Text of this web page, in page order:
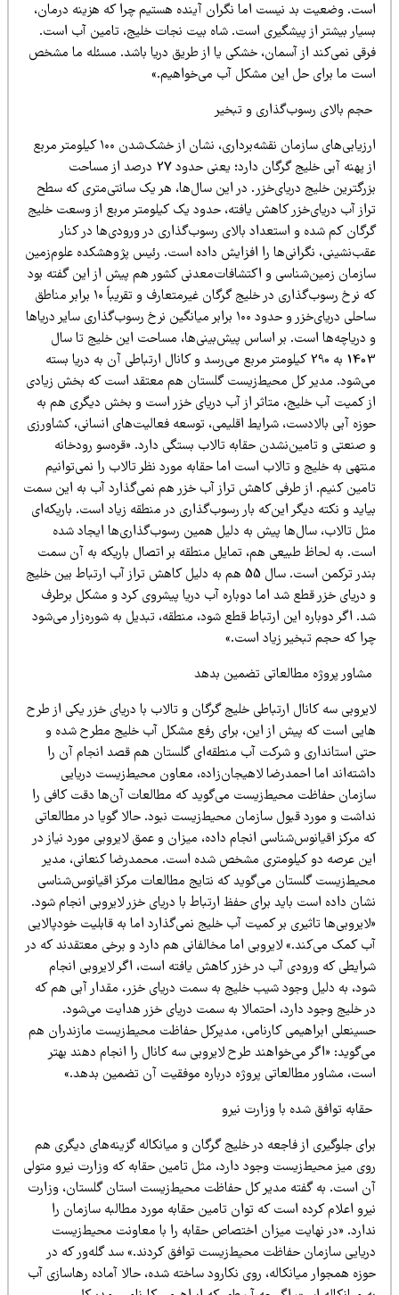
وضعیت بد نیست اما نگران آینده هستیم چرا که هزینه درمان،
بیشتر از پیشگیری است. شاه بیت نجات خلیج، تامین آب است.
نمی‌کند از آسمان، خشکی یا از طریق دریا باشد. مسئله ما مشخص
ما برای حل این مشکل آب می‌خواهیم.»
بالای رسوب‌گذاری و تبخیر
ارزیابی‌های سازمان نقشه‌برداری، نشان از خشک‌شدن ۱۰۰ کیلومتر مربع
از پهنه آبی خلیج گرگان دارد؛ یعنی حدود 27 درصد از مساحت
خلیج دریای‌خزر. در این سال‌ها، هر یک سانتی‌متری که سطح
آب دریای‌خزر کاهش یافته، حدود یک کیلومتر مربع از وسعت خلیج
کم شده و استعداد بالای رسوب‌گذاری در ورودی‌ها در کنار
نگرانی‌ها را افزایش داده است. رئیس پژوهشکده علوم‌زمین
زمین‌شناسی و اکتشافات‌معدنی کشور هم پیش از این گفته بود
که نرخ رسوب‌گذاری در خلیج گرگان غیرمتعارف و تقریباً ۱۰ برابر مناطق
ساحلی دریای‌خزر و حدود ۱۰۰ برابر میانگین نرخ رسوب‌گذاری سایر دریاها
دریاچه‌ها است. بر اساس پیش‌بینی‌ها، مساحت این خلیج تا سال
1403 به 290 کیلومتر مربع می‌رسد و کانال ارتباطی آن به دریا بسته
مدیر کل محیط‌زیست گلستان هم معتقد است که بخش زیادی
کمیت آب خلیج، متاثر از آب دریای خزر است و بخش دیگری هم به
آبی بالادست، شرایط اقلیمی، توسعه فعالیت‌های انسانی، کشاورزی
صنعتی و تامین‌نشدن حقابه تالاب بستگی دارد. «قره‌سو رودخانه
به خلیج و تالاب است اما حقابه مورد نظر تالاب را نمی‌توانیم
کنیم. از طرفی کاهش تراز آب خزر هم نمی‌گذارد آب به این سمت
و نکته دیگر این‌که بار رسوب‌گذاری در منطقه زیاد است. باریکه‌ای
تالاب، سال‌ها پیش به دلیل همین رسوب‌گذاری‌ها ایجاد شده
به لحاظ طبیعی هم، تمایل منطقه بر اتصال باریکه به آن سمت
بندر ترکمن است. سال 55 هم به دلیل کاهش تراز آب ارتباط بین خلیج
دریای خزر قطع شد اما دوباره آب دریا پیشروی کرد و مشکل برطرف
اگر دوباره این ارتباط قطع شود، منطقه، تبدیل به شوره‌زار می‌شود
که حجم تبخیر زیاد است.»
پروژه مطالعاتی تضمین بدهد
سه کانال ارتباطی خلیج گرگان و تالاب با دریای خزر یکی از طرح
است که پیش از این، برای رفع مشکل آب خلیج مطرح شده و
استانداری و شرکت آب منطقه‌ای گلستان هم قصد انجام آن را
اما احمدرضا لاهیجان‌زاده، معاون محیط‌زیست دریایی
حفاظت محیط‌زیست می‌گوید که مطالعات آن‌ها دقت کافی را
و مورد قبول سازمان محیط‌زیست نبود. حالا گویا در مطالعاتی
مرکز اقیانوس‌شناسی انجام داده، میزان و عمق لایروبی مورد نیاز در
عرصه دو کیلومتری مشخص شده است. محمدرضا کنعانی، مدیر
گلستان می‌گوید که نتایج مطالعات مرکز اقیانوس‌شناسی
داده است باید برای حفظ ارتباط با دریای خزر لایروبی انجام شود.
تاثیری بر کمیت آب خلیج نمی‌گذارد اما به قابلیت خودپالایی
کمک می‌کند.» لایروبی اما مخالفانی هم دارد و برخی معتقدند که در
که ورودی آب در خزر کاهش یافته است، اگر لایروبی انجام
به دلیل وجود شیب خلیج به سمت دریای خزر، مقدار آبی هم که
خلیج وجود دارد، احتمالا به سمت دریای خزر هدایت می‌شود.
ابراهیمی کارنامی، مدیرکل حفاظت محیط‌زیست مازندران هم
«اگر می‌خواهند طرح لایروبی سه کانال را انجام دهند بهتر
مشاور مطالعاتی پروژه درباره موفقیت آن تضمین‌ بدهد.»
توافق شده با وزارت نیرو
جلوگیری از فاجعه در خلیج گرگان و میانکاله گزینه‌های دیگری هم
میز محیط‌زیست وجود دارد، مثل تامین حقابه که وزارت نیرو متولی
است. به گفته مدیر کل حفاظت محیط‌زیست استان گلستان، وزارت
اعلام کرده است که توان تامین حقابه مورد مطالبه سازمان را
«در نهایت میزان اختصاص حقابه را با معاونت محیط‌زیست
سازمان حفاظت محیط‌زیست توافق کردند.» سد گله‌ور که در
همجوار میانکاله، روی نکا‌رود ساخته شده، حالا آماده رهاسازی آب